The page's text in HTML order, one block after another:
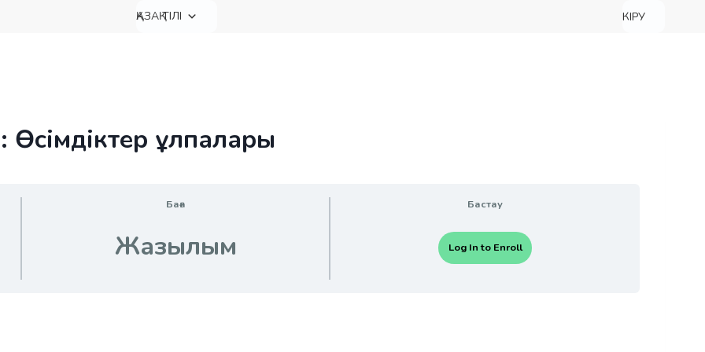
ҚАЗАҚ ТІЛІ КІРУ
ұлпалары
Баға
Жазылым
Бастау
Log In to Enroll